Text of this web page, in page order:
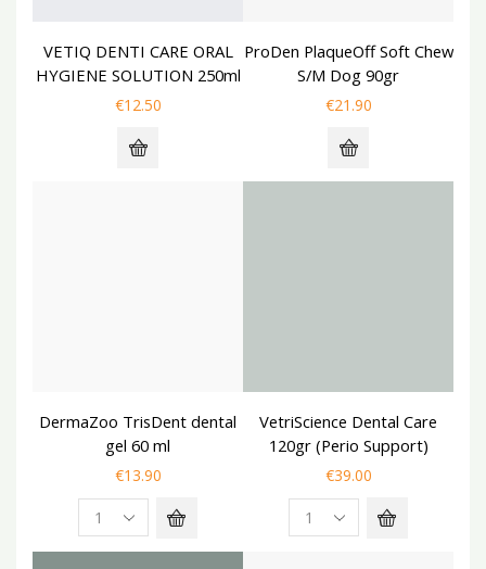
VETIQ DENTI CARE ORAL
HYGIENE SOLUTION 250ml
€12.50
ProDen PlaqueOff Soft Chew
S/M Dog 90gr
€21.90
DermaZoo TrisDent dental
gel 60 ml
€13.90
VetriScience Dental Care
120gr (Perio Support)
€39.00